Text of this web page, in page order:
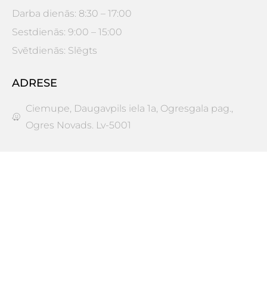
Darba dienās: 8:30 – 17:00
Sestdienās: 9:00 – 15:00
Svētdienās: Slēgts
ADRESE
Ciemupe, Daugavpils iela 1a, Ogresgala pag.,
Ogres Novads. Lv-5001